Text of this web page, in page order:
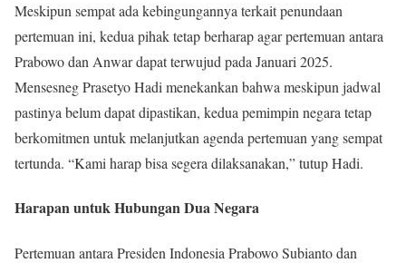
Meskipun sempat ada kebingungannya terkait penundaan
pertemuan ini, kedua pihak tetap berharap agar pertemuan antara
Prabowo dan Anwar dapat terwujud pada Januari 2025.
Mensesneg Prasetyo Hadi menekankan bahwa meskipun jadwal
pastinya belum dapat dipastikan, kedua pemimpin negara tetap
berkomitmen untuk melanjutkan agenda pertemuan yang sempat
tertunda. “Kami harap bisa segera dilaksanakan,” tutup Hadi.
Harapan untuk Hubungan Dua Negara
Pertemuan antara Presiden Indonesia Prabowo Subianto dan